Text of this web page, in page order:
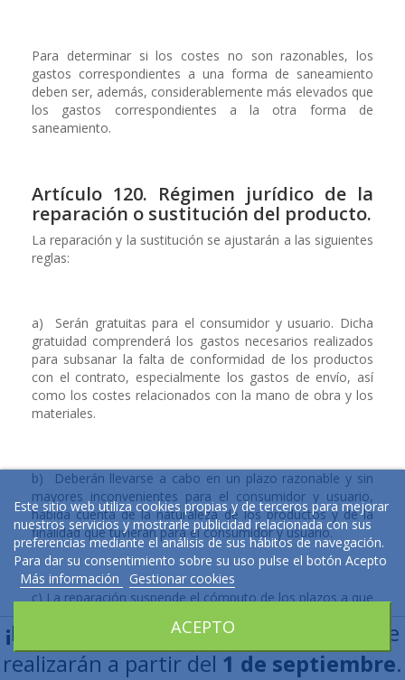
¡Estamos de Vacaciones!
Los envíos se
realizarán a partir del 1 de septiembre.
Para determinar si los costes no son razonables, los
gastos correspondientes a una forma de saneamiento
deben ser, además, considerablemente más elevados que
los gastos correspondientes a la otra forma de
saneamiento.
Artículo 120. Régimen jurídico de la
reparación o sustitución del producto.
La reparación y la sustitución se ajustarán a las siguientes
reglas:
a) Serán gratuitas para el consumidor y usuario. Dicha
gratuidad comprenderá los gastos necesarios realizados
para subsanar la falta de conformidad de los productos
con el contrato, especialmente los gastos de envío, así
como los costes relacionados con la mano de obra y los
materiales.
b) Deberán llevarse a cabo en un plazo razonable y sin
mayores inconvenientes para el consumidor y usuario,
habida cuenta de la naturaleza de los productos y de la
finalidad que tuvieran para el consumidor y usuario.
c) La reparación suspende el cómputo de los plazos a que
comenzará desde que el consumidor y usuario ponga el
producto a disposición del vendedor y concluirá con la
entrega al consumidor y usuario del producto ya
Este sitio web utiliza cookies propias y de terceros para mejorar
nuestros servicios y mostrarle publicidad relacionada con sus
preferencias mediante el análisis de sus hábitos de navegación.
Para dar su consentimiento sobre su uso pulse el botón Acepto
Más información
Gestionar cookies
ACEPTO